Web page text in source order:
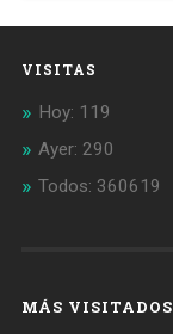
VISITAS
Hoy: 119
Ayer: 290
Todos: 360619
MÁS VISITADOS